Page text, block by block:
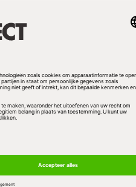
waarna de inhoud (sms-
naar
niet met elkaar
Iedereen
al is dat al eerder
weigert kan